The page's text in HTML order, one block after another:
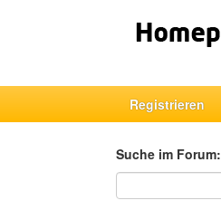
Registrieren
Suche im Forum:
Suche im Forum